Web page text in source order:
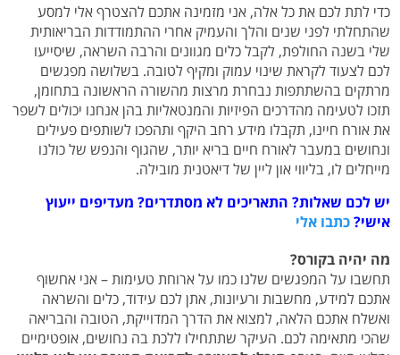
כדי לתת לכם את כל אלה, אני מזמינה אתכם להצטרף אלי למסע
שהתחלתי לפני שנים והלך והעמיק אחרי ההתמודדות הבריאותית
שלי בשנה החולפת, לקבל כלים מגוונים והרבה השראה, שיסייעו
לכם לצעוד לקראת שינוי עמוק ומקיף לטובה. בשלושה מפגשים
מרתקים בהשתתפות נבחרת מרצות מהשורה הראשונה בתחומן,
תזכו לטעימה מהדרכים הפיזיות והמנטאליות בהן אנחנו יכולים לשפר
את אורח חיינו, תקבלו מידע רחב היקף ותהפכו לשותפים פעילים
ונחושים במעבר לאורח חיים בריא יותר, שהגוף והנפש של כולנו
מייחלים לו, בליווי און ליין של דיאטנית מובילה.
יש לכם שאלות? התאריכים לא מסתדרים? מעדיפים ייעוץ
אישי?כתבו אלי
מה יהיה בקורס?
תחשבו על המפגשים שלנו כמו על ארוחת טעימות – אני אחשוף
אתכם למידע, מחשבות ורעיונות, אתן לכם עידוד, כלים והשראה
ואשלח אתכם הלאה, למצוא את הדרך המדוייקת, הטובה והבריאה
שהכי מתאימה לכם. העיקר שתתחילו ללכת בה נחושים, אופטימיים